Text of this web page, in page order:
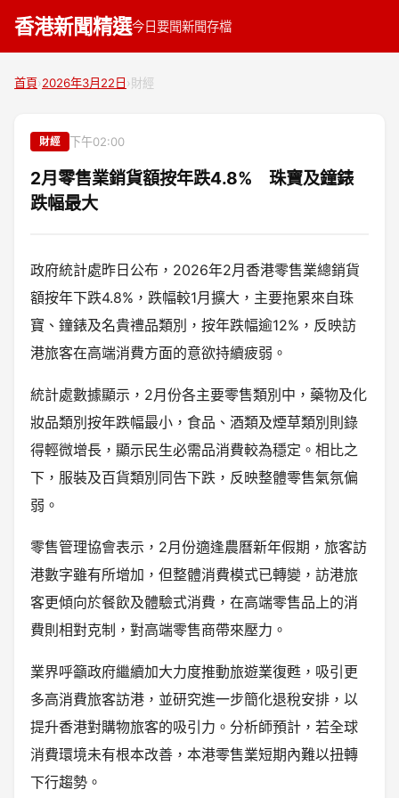
香港新聞精選今日要聞新聞存檔
首頁›2026年3月22日 ›財經
財經 下午02:00
2月零售業銷貨額按年跌4.8% 珠寶及鐘錶
跌幅最大
政府統計處昨日公布，2026年2月香港零售業總銷貨
額按年下跌4.8%，跌幅較1月擴大，主要拖累來自珠
寶、鐘錶及名貴禮品類別，按年跌幅逾12%，反映訪
港旅客在高端消費方面的意欲持續疲弱。
統計處數據顯示，2月份各主要零售類別中，藥物及化
妝品類別按年跌幅最小，食品、酒類及煙草類別則錄
得輕微增長，顯示民生必需品消費較為穩定。相比之
下，服裝及百貨類別同告下跌，反映整體零售氣氛偏
弱。
零售管理協會表示，2月份適逢農曆新年假期，旅客訪
港數字雖有所增加，但整體消費模式已轉變，訪港旅
客更傾向於餐飲及體驗式消費，在高端零售品上的消
費則相對克制，對高端零售商帶來壓力。
業界呼籲政府繼續加大力度推動旅遊業復甦，吸引更
多高消費旅客訪港，並研究進一步簡化退稅安排，以
提升香港對購物旅客的吸引力。分析師預計，若全球
消費環境未有根本改善，本港零售業短期內難以扭轉
下行趨勢。